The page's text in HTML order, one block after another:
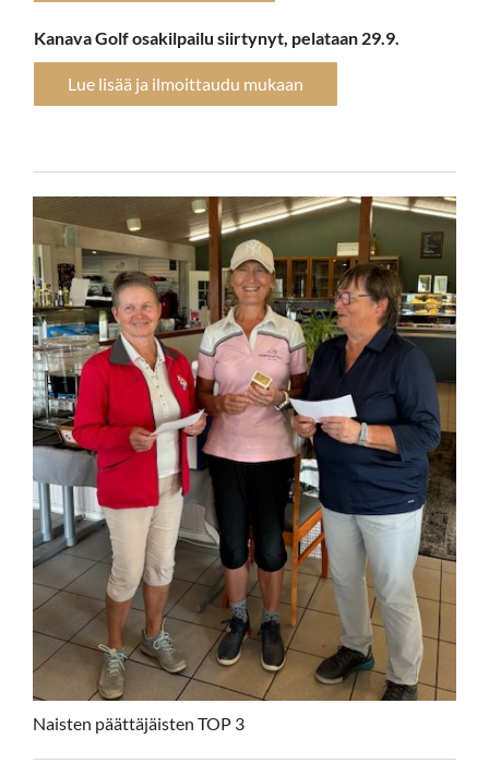
Kanava Golf osakilpailu siirtynyt, pelataan 29.9.
Lue lisää ja ilmoittaudu mukaan
Naisten päättäjäisten TOP 3